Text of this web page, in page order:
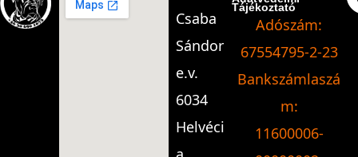
Csaba
Sándor
e.v.
6034
Helvéci
Tájékoztató
Adószám:
67554795-2-23
Bankszámlaszá
m:
11600006-